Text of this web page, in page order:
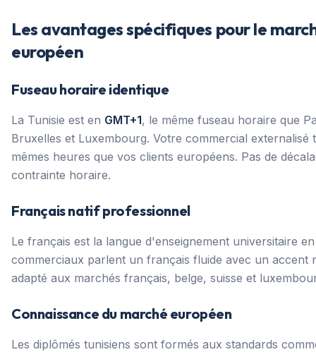
Les avantages spécifiques pour le
européen
Fuseau horaire identique
La Tunisie est en GMT+1, le même fuseau horaire que
Bruxelles et Luxembourg. Votre commercial externalisé
mêmes heures que vos clients européens. Pas de
contrainte horaire.
Français natif professionnel
Le français est la langue d'enseignement universitaire
commerciaux parlent un français fluide avec un accent
adapté aux marchés français, belge, suisse et
Connaissance du marché européen
Les diplômés tunisiens sont formés aux standards